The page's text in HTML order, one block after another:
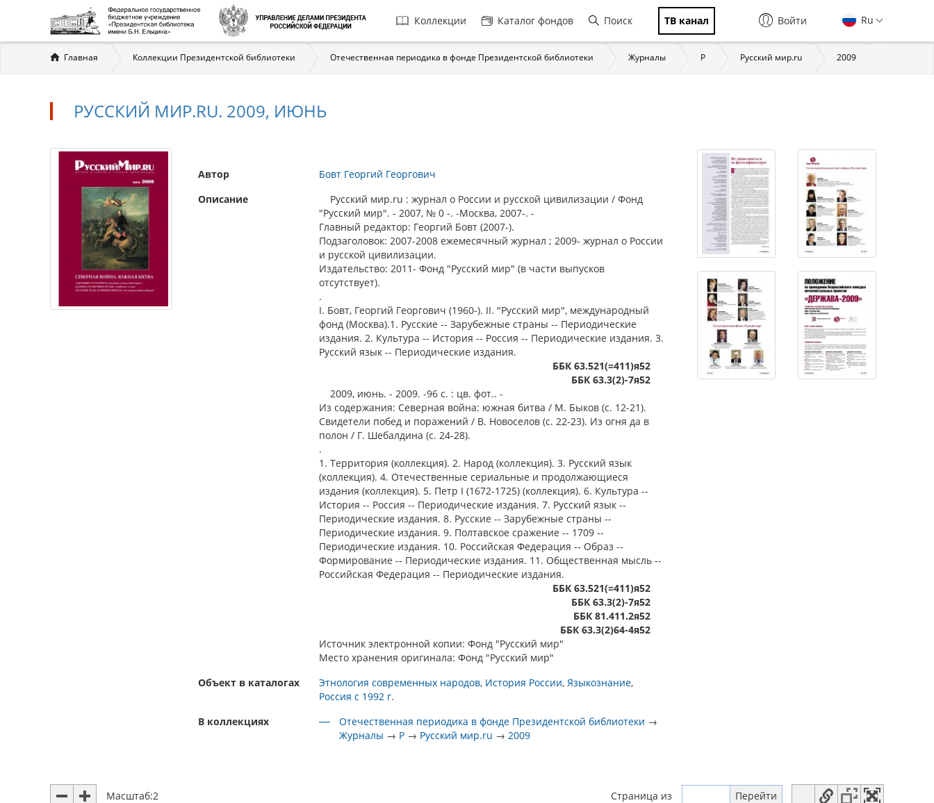
Главная
навигация
Коллекции Каталог фондов Поиск ТВ канал Ru
Войти
Вы
здесь
Главная Коллекции Президентской библиотеки Отечественная периодика в фонде Президентской библиотеки Журналы Р Русский мир.ru 2009
РУССКИЙ МИР.RU. 2009, ИЮНЬ
Автор
Бовт Георгий Георгович
Описание
Русский мир.ru : журнал о России и русской цивилизации / Фонд
"Русский мир". - 2007, № 0 -. -Москва, 2007-. -
Главный редактор: Георгий Бовт (2007-).
Подзаголовок: 2007-2008 ежемесячный журнал ; 2009- журнал о России
и русской цивилизации.
Издательство: 2011- Фонд "Русский мир" (в части выпусков
отсутствует).
.
I. Бовт, Георгий Георгович (1960-). II. "Русский мир", международный
фонд (Москва).1. Русские -- Зарубежные страны -- Периодические
издания. 2. Культура -- История -- Россия -- Периодические издания. 3.
Русский язык -- Периодические издания.
ББК 63.521(=411)я52
ББК 63.3(2)-7я52
2009, июнь. - 2009. -96 с. : цв. фот.. -
Из содержания: Северная война: южная битва / М. Быков (с. 12-21).
Свидетели побед и поражений / В. Новоселов (с. 22-23). Из огня да в
полон / Г. Шебалдина (с. 24-28).
.
1. Территория (коллекция). 2. Народ (коллекция). 3. Русский язык
(коллекция). 4. Отечественные сериальные и продолжающиеся
издания (коллекция). 5. Петр I (1672-1725) (коллекция). 6. Культура --
История -- Россия -- Периодические издания. 7. Русский язык --
Периодические издания. 8. Русские -- Зарубежные страны --
Периодические издания. 9. Полтавское сражение -- 1709 --
Периодические издания. 10. Российская Федерация -- Образ --
Формирование -- Периодические издания. 11. Общественная мысль --
Российская Федерация -- Периодические издания.
ББК 63.521(=411)я52
ББК 63.3(2)-7я52
ББК 81.411.2я52
ББК 63.3(2)64-4я52
Источник электронной копии: Фонд "Русский мир"
Место хранения оригинала: Фонд "Русский мир"
Объект в каталогах
Этнология современных народов История России Языкознание
Россия с 1992 г.
В коллекциях
Отечественная периодика в фонде Президентской библиотеки →
Журналы → Р → Русский мир.ru →2009
Масштаб:2 Страница из